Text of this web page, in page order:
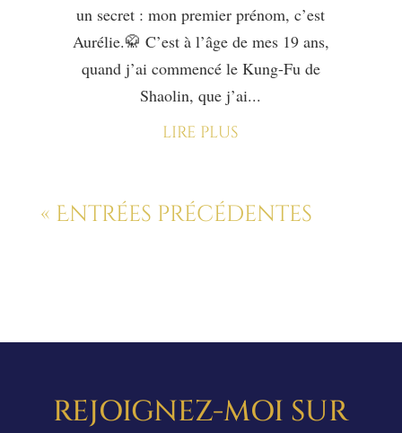
un secret : mon premier prénom, c’est
Aurélie.🥋 C’est à l’âge de mes 19 ans,
quand j’ai commencé le Kung-Fu de
Shaolin, que j’ai...
lire plus
« Entrées précédentes
REJOIGNEZ-MOI SUR